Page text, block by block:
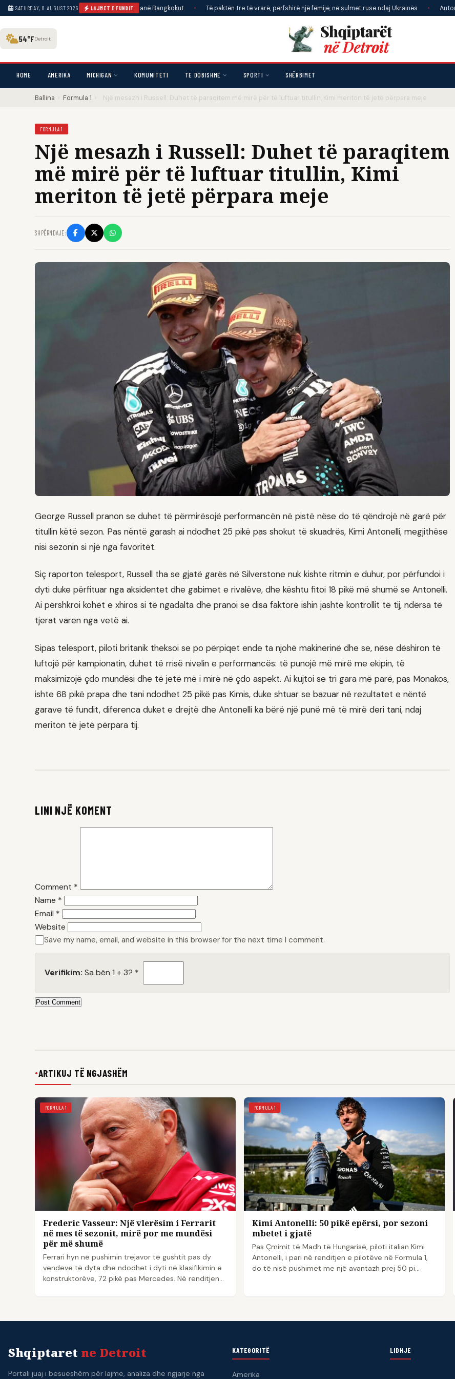
SATURDAY, 8 AUGUST 2026 LAJMET E FUNDIT
e plagos mbi 20 në një shkollë pranë Bangkokut • Të paktën tre të vrarë, përfshirë një fëmijë, në sulmet ruse ndaj Ukrainës • Autoritetet
54°FDetroit
HOME AMERIKA MICHIGAN KOMUNITETI TE DOBISHME SPORTI SHËRBIMET
Ballina › Formula 1 › Një mesazh i Russell: Duhet të paraqitem më mirë për të luftuar titullin, Kimi meriton të jetë përpara meje
FORMULA 1
Një mesazh i Russell: Duhet të paraqitem
më mirë për të luftuar titullin, Kimi
meriton të jetë përpara meje
SHPËRNDAJE:
George Russell pranon se duhet të përmirësojë performancën në pistë nëse do të qëndrojë në garë për
titullin këtë sezon. Pas nëntë garash ai ndodhet 25 pikë pas shokut të skuadrës, Kimi Antonelli, megjithëse
nisi sezonin si një nga favoritët.
Siç raporton telesport, Russell tha se gjatë garës në Silverstone nuk kishte ritmin e duhur, por përfundoi i
dyti duke përfituar nga aksidentet dhe gabimet e rivalëve, dhe kështu fitoi 18 pikë më shumë se Antonelli.
Ai përshkroi kohët e xhiros si të ngadalta dhe pranoi se disa faktorë ishin jashtë kontrollit të tij, ndërsa të
tjerat varen nga vetë ai.
Sipas telesport, piloti britanik theksoi se po përpiqet ende ta njohë makinerinë dhe se, nëse dëshiron të
luftojë për kampionatin, duhet të rrisë nivelin e performancës: të punojë më mirë me ekipin, të
maksimizojë çdo mundësi dhe të jetë më i mirë në çdo aspekt. Ai kujtoi se tri gara më parë, pas Monakos,
ishte 68 pikë prapa dhe tani ndodhet 25 pikë pas Kimis, duke shtuar se bazuar në rezultatet e nëntë
garave të fundit, diferenca duket e drejtë dhe Antonelli ka bërë një punë më të mirë deri tani, ndaj
meriton të jetë përpara tij.
LINI NJË KOMENT
Comment *
Name *
Email *
Website
Save my name, email, and website in this browser for the next time I comment.
Verifikim: Sa bën 1 + 3? *
Post Comment
●ARTIKUJ TË NGJASHËM
FORMULA 1
Frederic Vasseur: Një vlerësim i Ferrarit
në mes të sezonit, mirë por me mundësi
për më shumë
Ferrari hyn në pushimin trejavor të gushtit pas dy
vendeve të dyta dhe ndodhet i dyti në klasifikimin e
konstruktorëve, 72 pikë pas Mercedes. Në renditjen...
FORMULA 1
Kimi Antonelli: 50 pikë epërsi, por sezoni
mbetet i gjatë
Pas Çmimit të Madh të Hungarisë, piloti italian Kimi
Antonelli, i pari në renditjen e pilotëve në Formula 1,
do të nisë pushimet me një avantazh prej 50 pi...
Shqiptaret ne Detroit
Portali juaj i besueshëm për lajme, analiza dhe ngjarje nga
KATEGORITË
Amerika
LIDHJE